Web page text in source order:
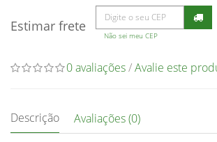
Estimar frete
Não sei meu CEP
0 avaliações/Avalie este
Descrição Avaliações (0)